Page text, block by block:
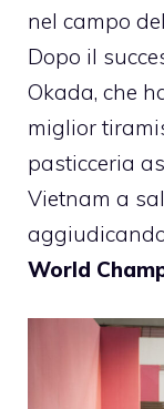
nel campo del
Dopo il
Okada, che
miglior
pasticceria
Vietnam a
World